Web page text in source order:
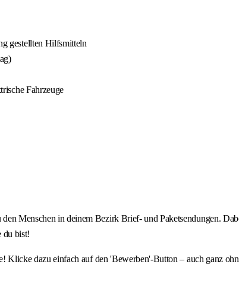
gestellten Hilfsmitteln
Fahrzeuge
Menschen in deinem Bezirk Brief- und Paketsendungen.
du bist!
Klicke dazu einfach auf den 'Bewerben'-Button – auch ganz